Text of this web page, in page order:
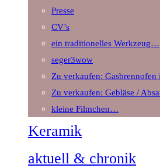
Presse
CV’s
ein traditionelles Werkzeug…
seger3wow
Zu verkaufen: Gasbrennofen
Zu verkaufen: Gebläse /
kleine Filmchen…
Keramik
aktuell & chronik